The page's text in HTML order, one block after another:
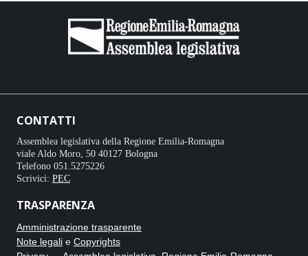
CONTATTI
Assemblea legislativa della Regione Emilia-Romagna
viale Aldo Moro, 50 40127 Bologna
Telefono 051.5275226
Scrivici: PEC
TRASPARENZA
Amministrazione trasparente
Note legali e Copyrights